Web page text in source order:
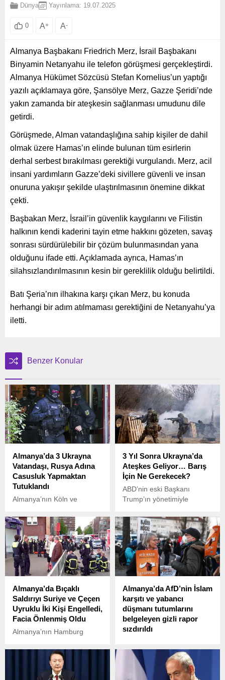
Dünya Yayınlama: 19.07.2025
0 A+ A-
Almanya Başbakanı Friedrich Merz, İsrail Başbakanı
Binyamin Netanyahu ile telefon görüşmesi gerçekleştirdi.
Almanya Hükümet Sözcüsü Stefan Kornelius’un yaptığı
yazılı açıklamaya göre, Şansölye Merz, Gazze Şeridi’nde
yakın zamanda bir ateşkesin sağlanması umudunu dile
getirdi.
Görüşmede, Alman vatandaşlığına sahip kişiler de dahil
olmak üzere Hamas’ın elinde bulunan tüm esirlerin
derhal serbest bırakılması gerektiği vurgulandı. Merz, acil
insani yardımların Gazze’deki sivillere güvenli ve insan
onuruna yakışır şekilde ulaştırılmasının önemine dikkat
çekti.
Başbakan Merz, İsrail’in güvenlik kaygılarını ve Filistin
halkının kendi kaderini tayin etme hakkını gözeten, savaş
sonrası sürdürülebilir bir çözüm bulunmasından yana
olduğunu ifade etti. Açıklamada ayrıca, Hamas’ın
silahsızlandırılmasının kesin bir gereklilik olduğu belirtildi.
Batı Şeria’nın ilhakına karşı çıkan Merz, bu konuda
herhangi bir adım atılmaması gerektiğini de Netanyahu’ya
iletti.
Benzer Konular
Almanya’da 3 Ukrayna
Vatandaşı, Rusya Adına
Casusluk Yapmaktan
Tutuklandı
Almanya’nın Köln ve
Rusya adına casusluk
faaliyeti yürüttükleri
şüphesiyle üç Ukrayna
vatandaşı tutuklandı.
3 Yıl Sonra Ukrayna’da
Ateşkes Geliyor… Barış
İçin Ne Gerekecek?
ABD’nin eski Başkanı
Trump’ın yönetimiyle
sonlandırma politikası,
Ukrayna Başkanı Zelenski
ile yaşanan krizden sonra
yeniden harekete geçti.
Almanya’da Bıçaklı
Saldırıyı Suriye ve Çeçen
Uyruklu İki Kişi Engelledi,
Facia Önlenmiş Oldu
Almanya’nın Hamburg
meydana gelen ve 4’ü ağır
olmak üzere 18 kişinin
yaralandığı bıçaklı saldırıyı,
Almanya’da AfD’nin İslam
karşıtı ve yabancı
düşmanı tutumlarını
belgeleyen gizli rapor
sızdırıldı
sorumlu Federal Anayasayı
Koruma Teşkilatı’nın,
Almanya için Alternatif (AfD)